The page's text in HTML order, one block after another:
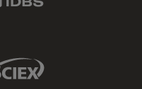
Sciex Link